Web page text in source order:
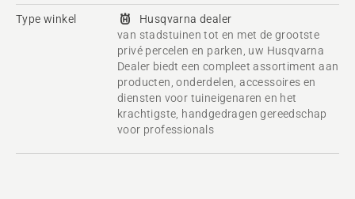
Type winkel
Husqvarna dealer
van stadstuinen tot en met de grootste
privé percelen en parken, uw Husqvarna
Dealer biedt een compleet assortiment aan
producten, onderdelen, accessoires en
diensten voor tuineigenaren en het
krachtigste, handgedragen gereedschap
voor professionals